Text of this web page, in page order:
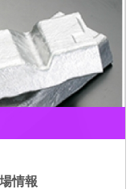
情報